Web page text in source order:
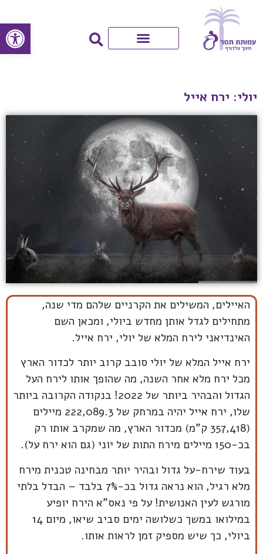
פתח
יולי: ירח אייל
האיילים, המשילים את הקרניים שלהם מדי שנה,
מתחילים לגדל אותן מחדש ביולי, ומכאן השם
האינדיאני לירח המלא של יולי, ירח אייל.
ירח אייל המלא של יולי סובב קרוב יותר לכדור הארץ
מכל ירח מלא אחר השנה, מה שהופך אותו לירח העל
הגדול והבהיר ביותר של 2022! בנקודה הקרובה ביותר
שלו, ירח אייל יהיה במרחק של 222,089.3 מיילים
(357,418 ק"מ) מכדור הארץ, מה שמקרב אותו רק
בכ-150 מיילים מירח התות של יוני (גם הוא ירח על).
בעוד שירח-על גדול ובהיר יותר מבחינה טכנית מירח
מלא רגיל, הוא נראה גדול בכ-7% בלבד – הבדל בלתי
מורגש לעין האנושית! על פי נאס"א הירח יופיע
במילואו במשך כשלושה ימים סביב שיאו, מיום 14
ביולי, כך שיש מספיק זמן לראות אותו.